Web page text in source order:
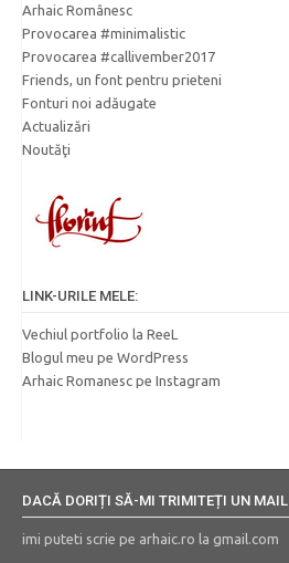
Arhaic Românesc
Provocarea #minimalistic
Provocarea #callivember2017
Friends, un font pentru prieteni
Fonturi noi adăugate
Actualizări
Noutăţi
LINK-URILE MELE:
Vechiul portfolio la ReeL
Blogul meu pe WordPress
Arhaic Romanesc pe Instagram
DACĂ DORIȚI SĂ-MI TRIMITEȚI UN MAIL
imi puteti scrie pe arhaic.ro la gmail.com